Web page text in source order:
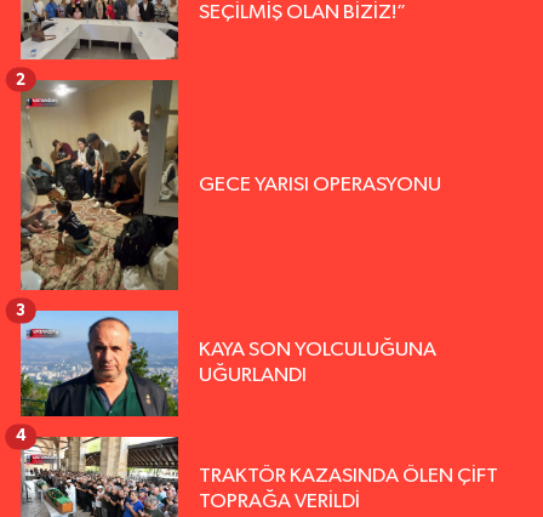
SEÇİLMİŞ OLAN BİZİZ!”
GECE YARISI OPERASYONU
2
KAYA SON YOLCULUĞUNA
UĞURLANDI
3
TRAKTÖR KAZASINDA ÖLEN ÇİFT
TOPRAĞA VERİLDİ
4